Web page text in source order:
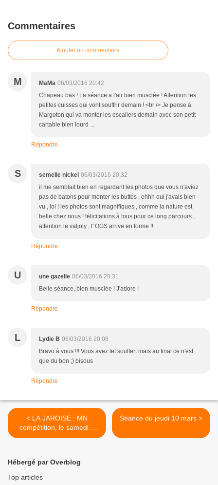
Commentaires
Ajouter un commentaire
M MaMa 06/03/2016 20:42
Chapeau bas ! La séance a l'air bien musclée ! Attention les
petites cuisses qui vont souffrir demain ! <br /> Je pense à
Margoton qui va monter les escaliers demain avec son petit
cartable bien lourd ...
Répondre
S semelle nickel 06/03/2016 20:32
il me semblait bien en regardant les photos que vous n'aviez
pas de batons pour monter les buttes , ehhh oui j'avais bien
vu , lol ! les photos sont magnifiques , comme la nature est
belle chez nous ! félicitations à tous pour ce long parcours ,
attention le valjoly , l' OGS arrive en forme !!
Répondre
U une gazelle 06/03/2016 20:31
Belle séance, bien musclée ! J'adore !
Répondre
L Lydie B 06/03/2016 20:08
Bravo à vous !!! Vous avez tet souffert mais au final ce n'est
que du bon ;) bisous
Répondre
< LA JAROISE : MN
compétition, le samedi 2
avril 2016
Séance du jeudi 10 mars >
Hébergé par Overblog
Top articles